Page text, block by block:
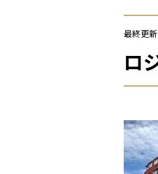
最終更
ロ